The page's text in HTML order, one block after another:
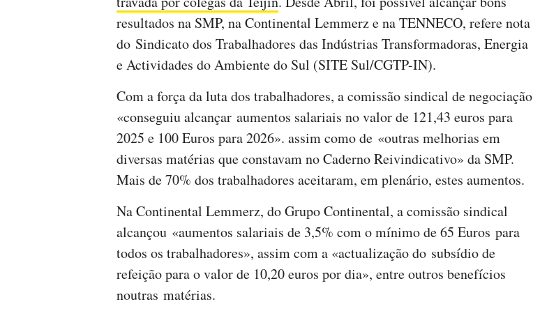
resultados na SMP, na Continental Lemmerz e na TENNECO, refere nota
do Sindicato dos Trabalhadores das Indústrias Transformadoras, Energia
e Actividades do Ambiente do Sul (SITE Sul/CGTP-IN).
Com a força da luta dos trabalhadores, a comissão sindical de negociação
«conseguiu alcançar aumentos salariais no valor de 121,43 euros para
2025 e 100 Euros para 2026». assim como de «outras melhorias em
diversas matérias que constavam no Caderno Reivindicativo» da SMP.
Mais de 70% dos trabalhadores aceitaram, em plenário, estes aumentos.
Na Continental Lemmerz, do Grupo Continental, a comissão sindical
alcançou «aumentos salariais de 3,5% com o mínimo de 65 Euros para
todos os trabalhadores», assim com a «actualização do subsídio de
refeição para o valor de 10,20 euros por dia», entre outros benefícios
noutras matérias.